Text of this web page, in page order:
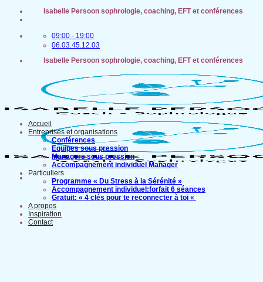
Passer
Isabelle Persoon sophrologie, coaching, EFT et conférences
09:00 - 19:00
06.03.45.12.03
Isabelle Persoon sophrologie, coaching, EFT et conférences
Accueil
Entreprises et organisations
Conférences
Equipes sous pression
Managers sous pression
Accompagnement individuel Manager
Particuliers
Programme « Du Stress à la Sérénité »
Accompagnement individuel:forfait 6 séances
Gratuit: « 4 clés pour te reconnecter à toi «
A propos
Inspiration
Contact